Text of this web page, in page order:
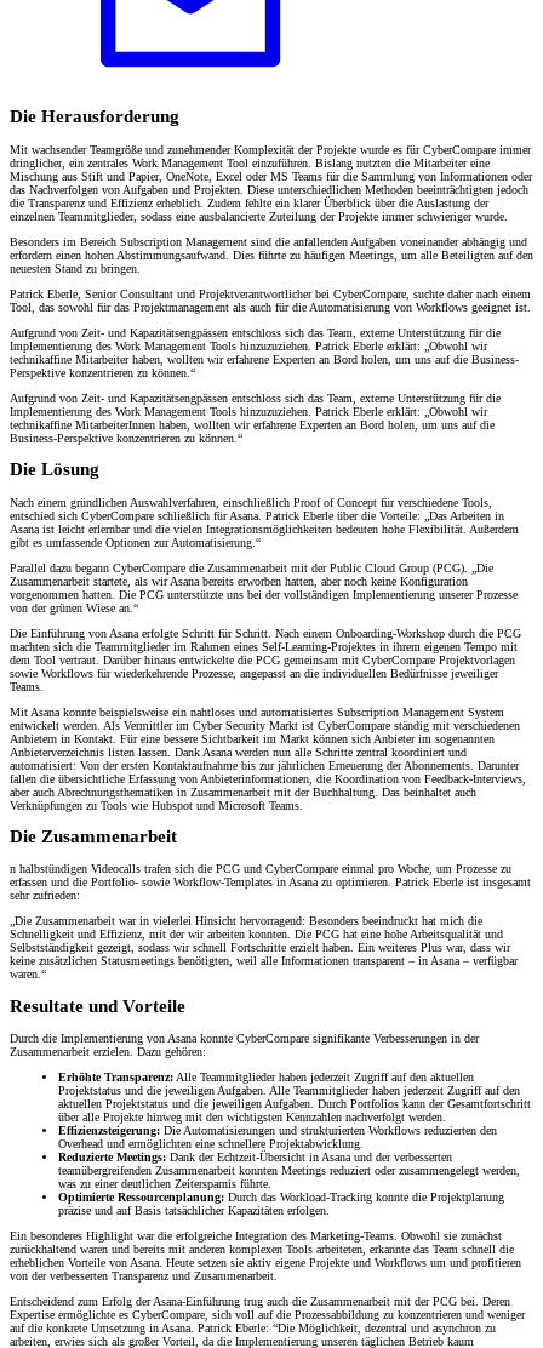
Die Herausforderung
Mit wachsender Teamgröße und zunehmender Komplexität der Projekte wurde es für CyberCompare immer
dringlicher, ein zentrales Work Management Tool einzuführen. Bislang nutzten die Mitarbeiter eine
Mischung aus Stift und Papier, OneNote, Excel oder MS Teams für die Sammlung von Informationen oder
das Nachverfolgen von Aufgaben und Projekten. Diese unterschiedlichen Methoden beeinträchtigten jedoch
die Transparenz und Effizienz erheblich. Zudem fehlte ein klarer Überblick über die Auslastung der
einzelnen Teammitglieder, sodass eine ausbalancierte Zuteilung der Projekte immer schwieriger wurde.
Besonders im Bereich Subscription Management sind die anfallenden Aufgaben voneinander abhängig und
erfordern einen hohen Abstimmungsaufwand. Dies führte zu häufigen Meetings, um alle Beteiligten auf den
neuesten Stand zu bringen.
Patrick Eberle, Senior Consultant und Projektverantwortlicher bei CyberCompare, suchte daher nach einem
Tool, das sowohl für das Projektmanagement als auch für die Automatisierung von Workflows geeignet ist.
Aufgrund von Zeit- und Kapazitätsengpässen entschloss sich das Team, externe Unterstützung für die
Implementierung des Work Management Tools hinzuzuziehen. Patrick Eberle erklärt: „Obwohl wir
technikaffine Mitarbeiter haben, wollten wir erfahrene Experten an Bord holen, um uns auf die Business-
Perspektive konzentrieren zu können.“
Aufgrund von Zeit- und Kapazitätsengpässen entschloss sich das Team, externe Unterstützung für die
Implementierung des Work Management Tools hinzuzuziehen. Patrick Eberle erklärt: „Obwohl wir
technikaffine MitarbeiterInnen haben, wollten wir erfahrene Experten an Bord holen, um uns auf die
Business-Perspektive konzentrieren zu können.“
Die Lösung
Nach einem gründlichen Auswahlverfahren, einschließlich Proof of Concept für verschiedene Tools,
entschied sich CyberCompare schließlich für Asana. Patrick Eberle über die Vorteile: „Das Arbeiten in
Asana ist leicht erlernbar und die vielen Integrationsmöglichkeiten bedeuten hohe Flexibilität. Außerdem
gibt es umfassende Optionen zur Automatisierung.“
Parallel dazu begann CyberCompare die Zusammenarbeit mit der Public Cloud Group (PCG). „Die
Zusammenarbeit startete, als wir Asana bereits erworben hatten, aber noch keine Konfiguration
vorgenommen hatten. Die PCG unterstützte uns bei der vollständigen Implementierung unserer Prozesse
von der grünen Wiese an.“
Die Einführung von Asana erfolgte Schritt für Schritt. Nach einem Onboarding-Workshop durch die PCG
machten sich die Teammitglieder im Rahmen eines Self-Learning-Projektes in ihrem eigenen Tempo mit
dem Tool vertraut. Darüber hinaus entwickelte die PCG gemeinsam mit CyberCompare Projektvorlagen
sowie Workflows für wiederkehrende Prozesse, angepasst an die individuellen Bedürfnisse jeweiliger
Teams.
Mit Asana konnte beispielsweise ein nahtloses und automatisiertes Subscription Management System
entwickelt werden. Als Vermittler im Cyber Security Markt ist CyberCompare ständig mit verschiedenen
Anbietern in Kontakt. Für eine bessere Sichtbarkeit im Markt können sich Anbieter im sogenannten
Anbieterverzeichnis listen lassen. Dank Asana werden nun alle Schritte zentral koordiniert und
automatisiert: Von der ersten Kontaktaufnahme bis zur jährlichen Erneuerung der Abonnements. Darunter
fallen die übersichtliche Erfassung von Anbieterinformationen, die Koordination von Feedback-Interviews,
aber auch Abrechnungsthematiken in Zusammenarbeit mit der Buchhaltung. Das beinhaltet auch
Verknüpfungen zu Tools wie Hubspot und Microsoft Teams.
Die Zusammenarbeit
n halbstündigen Videocalls trafen sich die PCG und CyberCompare einmal pro Woche, um Prozesse zu
erfassen und die Portfolio- sowie Workflow-Templates in Asana zu optimieren. Patrick Eberle ist insgesamt
sehr zufrieden:
„Die Zusammenarbeit war in vielerlei Hinsicht hervorragend: Besonders beeindruckt hat mich die
Schnelligkeit und Effizienz, mit der wir arbeiten konnten. Die PCG hat eine hohe Arbeitsqualität und
Selbstständigkeit gezeigt, sodass wir schnell Fortschritte erzielt haben. Ein weiteres Plus war, dass wir
keine zusätzlichen Statusmeetings benötigten, weil alle Informationen transparent – in Asana – verfügbar
waren.“
Resultate und Vorteile
Durch die Implementierung von Asana konnte CyberCompare signifikante Verbesserungen in der
Zusammenarbeit erzielen. Dazu gehören:
Erhöhte Transparenz:Alle Teammitglieder haben jederzeit Zugriff auf den aktuellen
Projektstatus und die jeweiligen Aufgaben. Alle Teammitglieder haben jederzeit Zugriff auf den
aktuellen Projektstatus und die jeweiligen Aufgaben. Durch Portfolios kann der Gesamtfortschritt
über alle Projekte hinweg mit den wichtigsten Kennzahlen nachverfolgt werden.
Effizienzsteigerung: Die Automatisierungen und strukturierten Workflows reduzierten den
Overhead und ermöglichten eine schnellere Projektabwicklung.
Reduzierte Meetings: Dank der Echtzeit-Übersicht in Asana und der verbesserten
teamübergreifenden Zusammenarbeit konnten Meetings reduziert oder zusammengelegt werden,
was zu einer deutlichen Zeitersparnis führte.
Optimierte Ressourcenplanung: Durch das Workload-Tracking konnte die Projektplanung
präzise und auf Basis tatsächlicher Kapazitäten erfolgen.
Ein besonderes Highlight war die erfolgreiche Integration des Marketing-Teams. Obwohl sie zunächst
zurückhaltend waren und bereits mit anderen komplexen Tools arbeiteten, erkannte das Team schnell die
erheblichen Vorteile von Asana. Heute setzen sie aktiv eigene Projekte und Workflows um und profitieren
von der verbesserten Transparenz und Zusammenarbeit.
Entscheidend zum Erfolg der Asana-Einführung trug auch die Zusammenarbeit mit der PCG bei. Deren
Expertise ermöglichte es CyberCompare, sich voll auf die Prozessabbildung zu konzentrieren und weniger
auf die konkrete Umsetzung in Asana. Patrick Eberle: “Die Möglichkeit, dezentral und asynchron zu
arbeiten, erwies sich als großer Vorteil, da die Implementierung unseren täglichen Betrieb kaum